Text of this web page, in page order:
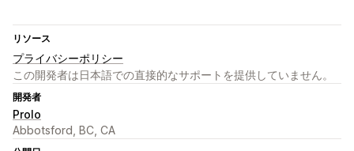
リソース
プライバシーポリシー
この開発者は日本語での直接的なサポートを提供していません。
開発者
Prolo
Abbotsford, BC, CA